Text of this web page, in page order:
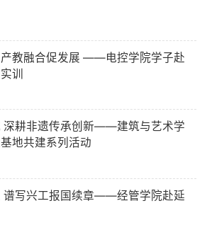
发展 ——电控学院学子赴
训
深耕非遗传承创新——建筑与艺术学
地共建系列活动
谱写兴工报国续章——经管学院赴延